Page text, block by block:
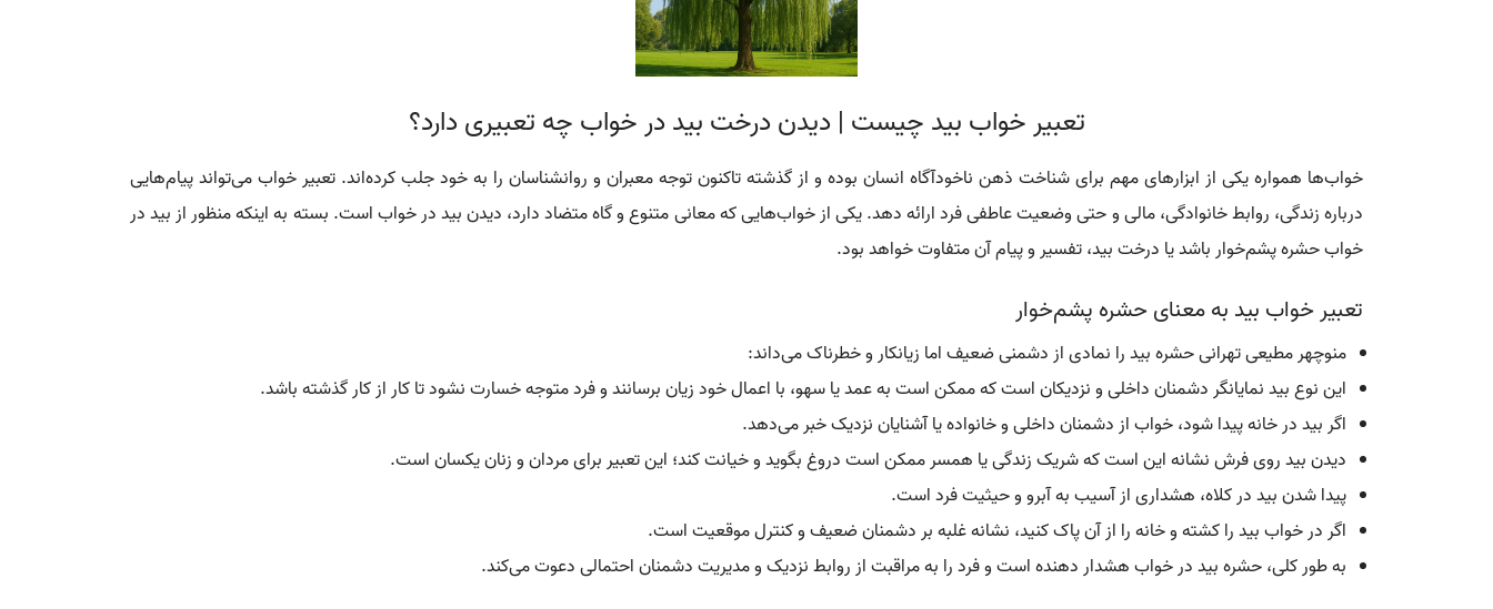
تعبیر خواب بید چیست | دیدن درخت بید در خواب چه تعبیری دارد؟
خواب‌ها همواره یکی از ابزارهای مهم برای شناخت ذهن ناخودآگاه انسان بوده و از گذشته تاکنون توجه معبران و روانشناسان را به خود جلب کرده‌اند. تعبیر خواب می‌تواند پیام‌هایی
درباره زندگی، روابط خانوادگی، مالی و حتی وضعیت عاطفی فرد ارائه دهد. یکی از خواب‌هایی که معانی متنوع و گاه متضاد دارد، دیدن بید در خواب است. بسته به اینکه منظور از بید در
خواب حشره پشم‌خوار باشد یا درخت بید، تفسیر و پیام آن متفاوت خواهد بود.
تعبیر خواب بید به معنای حشره پشم‌خوار
منوچهر مطیعی تهرانی حشره بید را نمادی از دشمنی ضعیف اما زیانکار و خطرناک می‌داند:
این نوع بید نمایانگر دشمنان داخلی و نزدیکان است که ممکن است به عمد یا سهو، با اعمال خود زیان برسانند و فرد متوجه خسارت نشود تا کار از کار گذشته باشد.
اگر بید در خانه پیدا شود، خواب از دشمنان داخلی و خانواده یا آشنایان نزدیک خبر می‌دهد.
دیدن بید روی فرش نشانه این است که شریک زندگی یا همسر ممکن است دروغ بگوید و خیانت کند؛ این تعبیر برای مردان و زنان یکسان است.
پیدا شدن بید در کلاه، هشداری از آسیب به آبرو و حیثیت فرد است.
اگر در خواب بید را کشته و خانه را از آن پاک کنید، نشانه غلبه بر دشمنان ضعیف و کنترل موقعیت است.
به طور کلی، حشره بید در خواب هشدار دهنده است و فرد را به مراقبت از روابط نزدیک و مدیریت دشمنان احتمالی دعوت می‌کند.